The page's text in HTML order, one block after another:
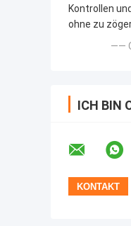
Kontrollen
ohne zu
——
ICH BIN